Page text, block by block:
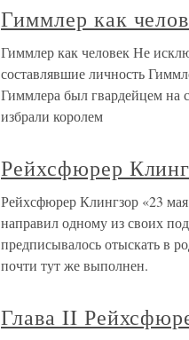
Гиммлер как
Гиммлер как человек Не
составлявшие личность
Гиммлера был гвардейцем на
избрали королем
Рейхсфюрер
Рейхсфюрер Клингзор «23
направил одному из своих
предписывалось отыскать в
почти тут же выполнен.
Глава II